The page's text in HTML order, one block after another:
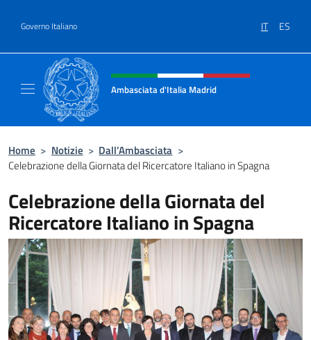
Governo Italiano IT ES
Intestazione sito, social e menù
Ambasciata d'Italia Madrid
Home > Notizie > Dall’Ambasciata >
Celebrazione della Giornata del Ricercatore Italiano in Spagna
Celebrazione della Giornata del
Ricercatore Italiano in Spagna